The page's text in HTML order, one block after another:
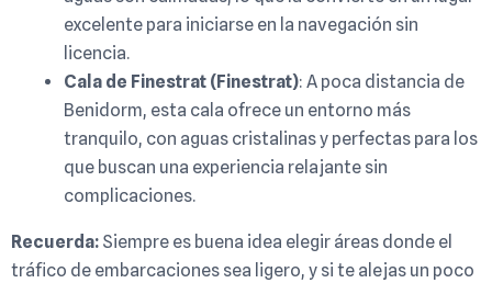
excelente para iniciarse en la navegación sin
licencia.
Cala de Finestrat (Finestrat): A poca distancia de
Benidorm, esta cala ofrece un entorno más
tranquilo, con aguas cristalinas y perfectas para los
que buscan una experiencia relajante sin
complicaciones.
Recuerda: Siempre es buena idea elegir áreas donde el
tráfico de embarcaciones sea ligero, y si te alejas un poco